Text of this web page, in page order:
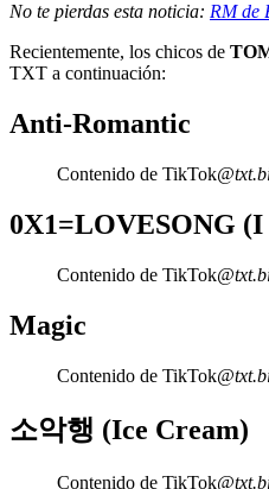
No te pierdas esta noticia: RM de
Recientemente, los chicos de
TXT a continuación:
Anti-Romantic
Contenido de TikTok
0X1=LOVESONG (I
Contenido de TikTok
Magic
Contenido de TikTok
소악행 (Ice Cream)
Contenido de TikTok